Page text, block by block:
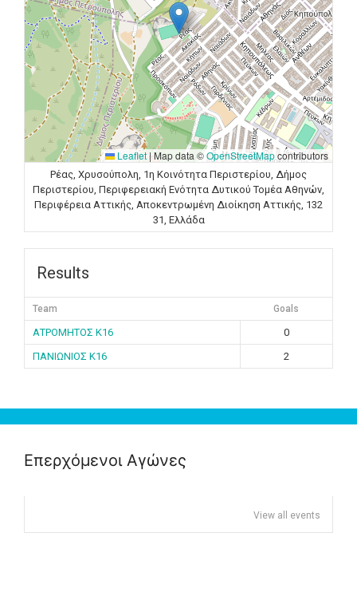
Leaflet|Map data ©OpenStreetMapcontributors
Ρέας, Χρυσούπολη, 1η Κοινότητα Περιστερίου, Δήμος
Περιστερίου, Περιφερειακή Ενότητα Δυτικού Τομέα Αθηνών,
Περιφέρεια Αττικής, Αποκεντρωμένη Διοίκηση Αττικής, 132
31, Ελλάδα
Results
Team Goals
ΑΤΡΟΜΗΤΟΣ K16
0
ΠΑΝΙΩΝΙΟΣ K16
2
Επερχόμενοι Αγώνες
View all events